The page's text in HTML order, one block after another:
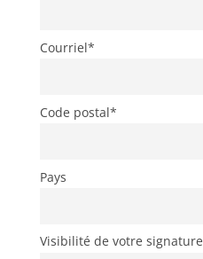
Courriel*
Code postal*
Pays
Visibilité de votre signature